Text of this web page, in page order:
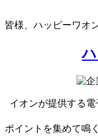
皆様、ハッピーワオ
イオンが提供する
ポイントを集めて鳴